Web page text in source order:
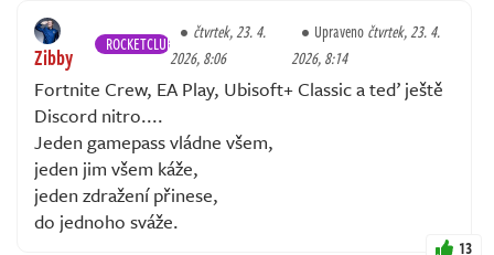
Zibby ROCKETCLUB
čtvrtek, 23. 4.
2026, 8:06
Upravenočtvrtek, 23. 4.
2026, 8:14
Fortnite Crew, EA Play, Ubisoft+ Classic a teď ještě
Discord nitro....
Jeden gamepass vládne všem,
jeden jim všem káže,
jeden zdražení přinese,
do jednoho sváže.
13